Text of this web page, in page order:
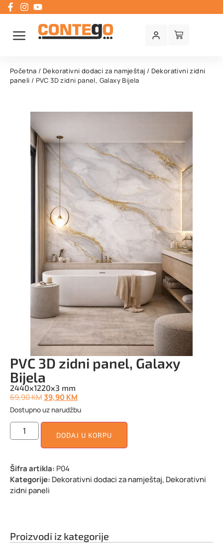
Početna / Dekorativni dodaci za namještaj / Dekorativni zidni
paneli / PVC 3D zidni panel, Galaxy Bijela
PVC 3D zidni panel, Galaxy
Bijela
2440x1220x3 mm
69,90KM39,90 KM
Dostupno uz narudžbu
DODAJ U KORPU
Šifra artikla: P04
Kategorije: Dekorativni dodaci za namještaj, Dekorativni
zidni paneli
Proizvodi iz kategorije